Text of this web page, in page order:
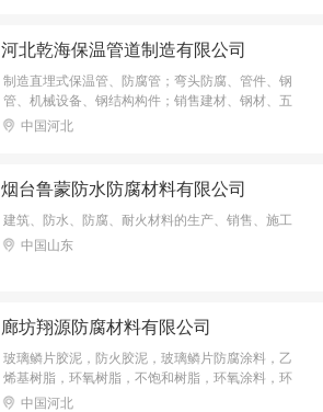
配套产品，各种类型防腐砂浆、聚合物砂浆等，并
结合市场发展的实际需求，独立研发出”喷涂硬泡聚
氨酯外墙外保温系统“。经过多年从事防腐防水保温
领域工作的经验，在与各建设单位，施工单位和全
国客户的合作中均赢得良好的信誉和口碑！
河北乾海保温管道制造有限公司
制造直埋式保温管、防腐管；弯头防腐、管件、钢
管、机械设备、钢结构构件；销售建材、钢材、五
金机电产品、经营本企业自产产品及技术的出口业
口的商品及技术除外。
中国河北
烟台鲁蒙防水防腐材料有限公司
建筑、防水、防腐、耐火材料的生产、销售、施工
中国山东
廊坊翔源防腐材料有限公司
玻璃鳞片胶泥，防火胶泥，玻璃鳞片防腐涂料，乙
烯基树脂，环氧树脂，不饱和树脂，环氧涂料，环
氧地坪漆，承揽防腐保温工程
中国河北